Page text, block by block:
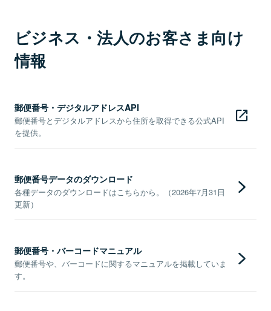
ビジネス・法人のお客さま向け
情報
郵便番号・デジタルアドレスAPI
郵便番号とデジタルアドレスから住所を取得できる公式API
を提供。
郵便番号データのダウンロード
各種データのダウンロードはこちらから。（2026年7月31日
更新）
郵便番号・バーコードマニュアル
郵便番号や、バーコードに関するマニュアルを掲載していま
す。